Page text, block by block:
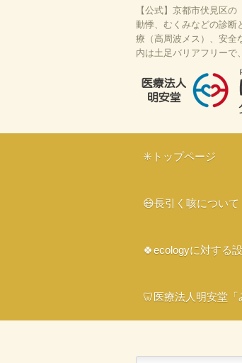
【公式】京都市伏見区
動悸、むくみなどの診断
療（高周波メス）、安全
内は土足バリアフリーで
はせがわ明安堂クリ
区の内科、呼吸器科
ライン診療、駐車場
✳️トップページ
😷長引く咳について
🍀ecologyに対する
🦷医療法人明安堂「